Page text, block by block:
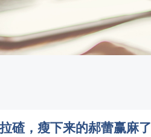
碴，瘦下来的郝蕾赢麻了